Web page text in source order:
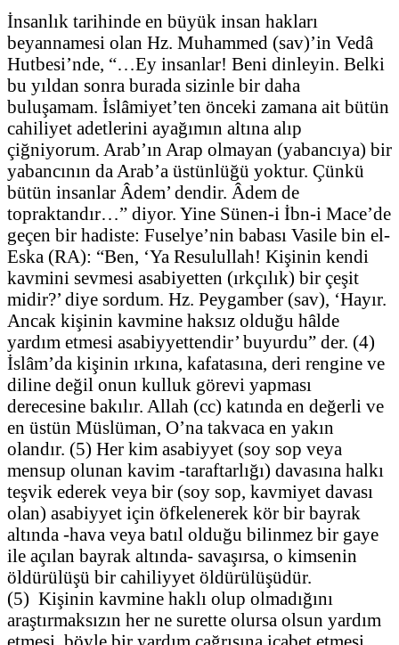
İnsanlık tarihinde en büyük insan hakları
beyannamesi olan Hz. Muhammed (sav)’in Vedâ
Hutbesi’nde, “…Ey insanlar! Beni dinleyin. Belki
bu yıldan sonra burada sizinle bir daha
buluşamam. İslâmiyet’ten önceki zamana ait bütün
cahiliyet adetlerini ayağımın altına alıp
çiğniyorum. Arab’ın Arap olmayan (yabancıya) bir
yabancının da Arab’a üstünlüğü yoktur. Çünkü
bütün insanlar Âdem’ dendir. Âdem de
topraktandır…” diyor. Yine Sünen-i İbn-i Mace’de
geçen bir hadiste: Fuselye’nin babası Vasile bin el-
Eska (RA): “Ben, ‘Ya Resulullah! Kişinin kendi
kavmini sevmesi asabiyetten (ırkçılık) bir çeşit
midir?’ diye sordum. Hz. Peygamber (sav), ‘Hayır.
Ancak kişinin kavmine haksız olduğu hâlde
yardım etmesi asabiyyettendir’ buyurdu” der. (4)
İslâm’da kişinin ırkına, kafatasına, deri rengine ve
diline değil onun kulluk görevi yapması
derecesine bakılır. Allah (cc) katında en değerli ve
en üstün Müslüman, O’na takvaca en yakın
olandır. (5) Her kim asabiyyet (soy sop veya
mensup olunan kavim -taraftarlığı) davasına halkı
teşvik ederek veya bir (soy sop, kavmiyet davası
olan) asabiyyet için öfkelenerek kör bir bayrak
altında -hava veya batıl olduğu bilinmez bir gaye
ile açılan bayrak altında- savaşırsa, o kimsenin
öldürülüşü bir cahiliyyet öldürülüşüdür.
(5) Kişinin kavmine haklı olup olmadığını
araştırmaksızın her ne surette olursa olsun yardım